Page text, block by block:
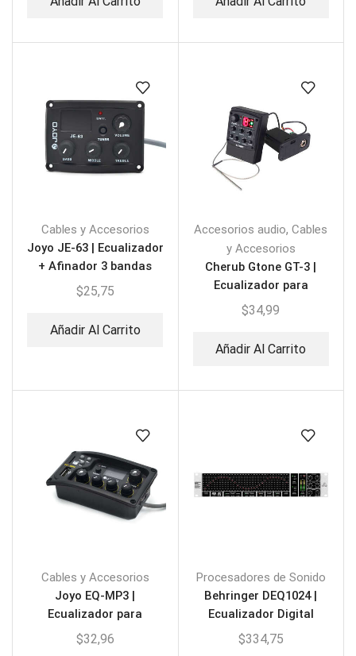
Cables y Accesorios
Joyo JE-63 | Ecualizador
+ Afinador 3 bandas
$25,75
Añadir Al Carrito
Accesorios audio,Cables
y Accesorios
Cherub Gtone GT-3 |
Ecualizador para
Guitarra con afinador
$34,99
Añadir Al Carrito
Cables y Accesorios
Joyo EQ-MP3 |
Ecualizador para
Guitarra 3 Bandas
$32,96
Procesadores de Sonido
Behringer DEQ1024 |
Ecualizador Digital
Ultragraph
$334,75